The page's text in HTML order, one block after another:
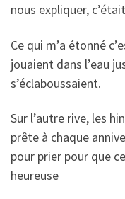
nous expliquer,
Ce qui m’a étonné
jouaient dans l’eau
s’éclaboussaient.
Sur l’autre rive, les
prête à chaque
pour prier pour que
heureuse